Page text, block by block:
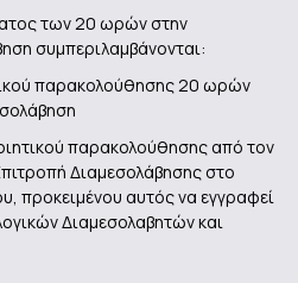
των 20 ωρών στην
συμπεριλαμβάνονται:
παρακολούθησης 20 ωρών
παρακολούθησης από τον
Διαμεσολάβησης στο
προκειμένου αυτός να εγγραφεί
Διαμεσολαβητών και